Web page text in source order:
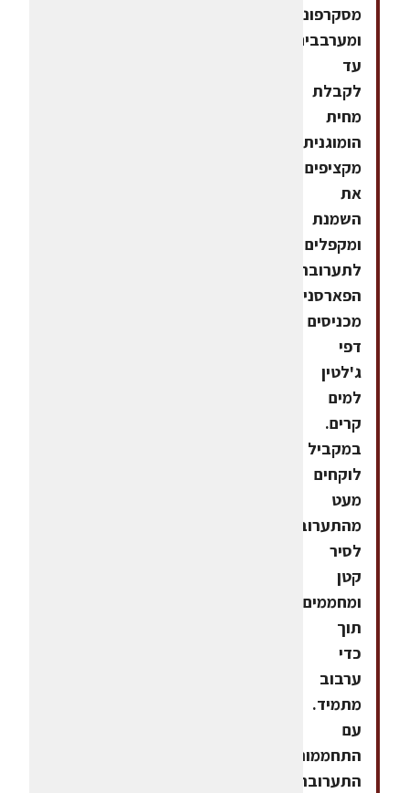
מסקרפונה
ומערבבים
עד
לקבלת
מחית
הומוגנית.
מקציפים
את
השמנת
ומקפלים
לתערובת
הפארסניפ.
מכניסים
דפי
ג'לטין
למים
קרים.
במקביל
לוקחים
מעט
מהתערובת
לסיר
קטן
ומחממים
תוך
כדי
ערבוב
מתמיד.
עם
התחממות
התערובת